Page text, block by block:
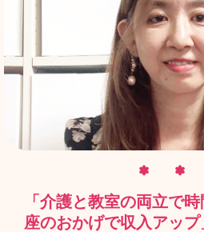
✽ ✽
「介護と教室の両立で
座のおかげで収入アップ